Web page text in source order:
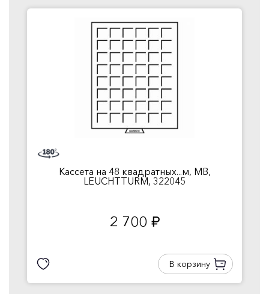
Кассета на 48 квадратных...м, MB,
LEUCHTTURM, 322045
2 700 руб.
В корзину